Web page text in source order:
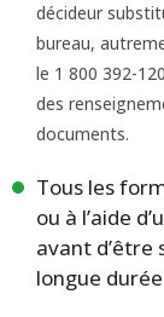
décideur
bureau,
le 1 800 392-
des
documents.
Tous les
ou à l’aide
avant d’être
longue